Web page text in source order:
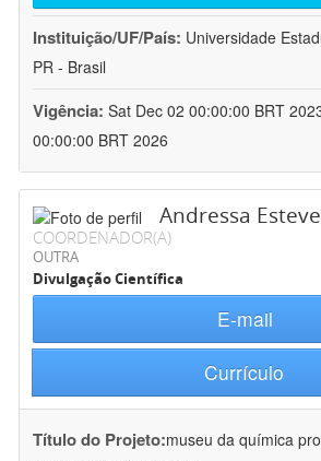
Instituição/UF/País: Universidade
PR - Brasil
Vigência: Sat Dec 02 00:00:00 BRT
00:00:00 BRT 2026
Andressa
COORDENADOR(A)
OUTRA
Divulgação Científica
E-mail
Currículo
Título do Projeto:museu da química